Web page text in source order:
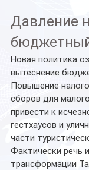
Давление
Новая политика
вытеснение
Повышение
сборов для
привести к
гестхаусов и
части
Фактически речь
трансформации